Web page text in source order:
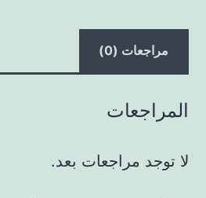
مراجعات (0)
المراجعات
لا توجد مراجعات بعد.